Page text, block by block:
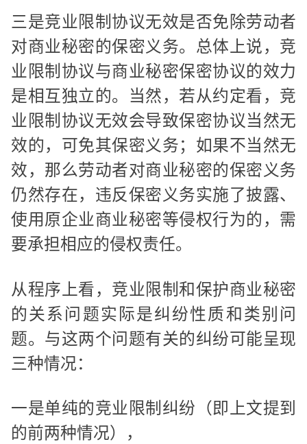
三是竞业限制协议无效是否免除劳动者
对商业秘密的保密义务。总体上说，竞
业限制协议与商业秘密保密协议的效力
是相互独立的。当然，若从约定看，竞
业限制协议无效会导致保密协议当然无
效的，可免其保密义务；如果不当然无
效，那么劳动者对商业秘密的保密义务
仍然存在，违反保密义务实施了披露、
使用原企业商业秘密等侵权行为的，需
要承担相应的侵权责任。
从程序上看，竞业限制和保护商业秘密
的关系问题实际是纠纷性质和类别问
题。与这两个问题有关的纠纷可能呈现
三种情况：
一是单纯的竞业限制纠纷（即上文提到
的前两种情况），